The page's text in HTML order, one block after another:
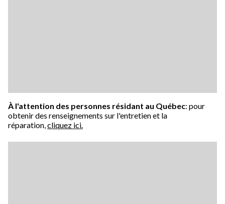
À l'attention des personnes résidant au Québec: pour
obtenir des renseignements sur l'entretien et la
réparation,cliquez ici.